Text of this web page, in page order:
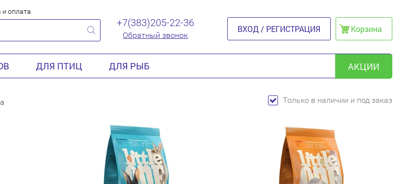
и оплата
+7(383)205-22-36
Обратный звонок
ВХОД / РЕГИСТРАЦИЯ Корзина
ДЛЯ ПТИЦ ДЛЯ РЫБ АКЦИИ
Только в наличии и под заказ